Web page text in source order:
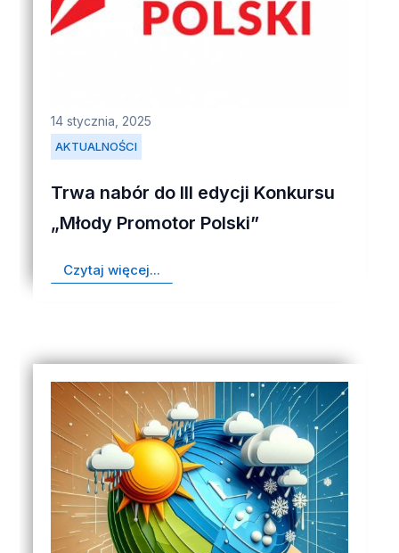
AKTUALNOŚCI
14 stycznia, 2025
Trwa nabór do III edycji Konkursu
„Młody Promotor Polski”
Czytaj więcej...